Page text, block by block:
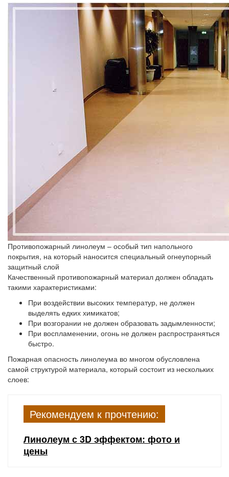
Противопожарный линолеум – особый тип напольного
покрытия, на который наносится специальный огнеупорный
защитный слой
Качественный противопожарный материал должен обладать
такими характеристиками:
При воздействии высоких температур, не должен
выделять едких химикатов;
При возгорании не должен образовать задымленности;
При воспламенении, огонь не должен распространяться
быстро.
Пожарная опасность линолеума во многом обусловлена
самой структурой материала, который состоит из нескольких
слоев:
Рекомендуем к прочтению:
Линолеум с 3D эффектом: фото и
цены